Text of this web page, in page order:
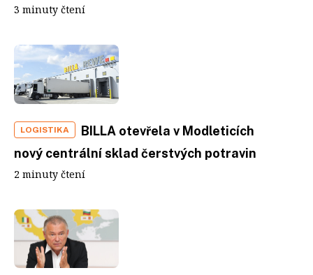
3 minuty čtení
LOGISTIKA
BILLA otevřela v Modleticích
nový centrální sklad čerstvých potravin
2 minuty čtení